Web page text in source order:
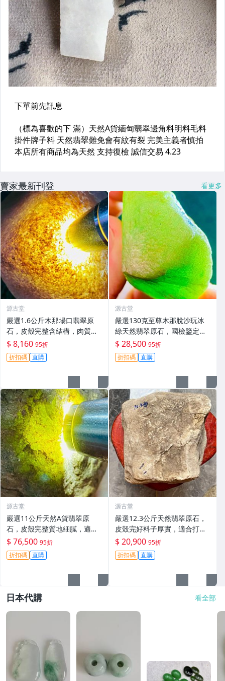
賣家最新刊登 看更多
源古堂
嚴選1.6公斤木那場口翡翠原
石，皮殼完整含結構，肉質細
膩，適合作為手鐲原料，具熒
光與膠感。#翡翠 #天然翡翠 #
冰種翡翠玉石
$ 8,160 95折
折扣碼 直購
源古堂
嚴選130克至尊木那脫沙玩冰
綠天然翡翠原石，國檢鑒定真
品保證，收到即可驗貨。支持
國家珠寶玉石質量監督檢驗中
心証書。 木那脫沙 天然翡翠
$ 28,500 95折
折扣碼 直購
源古堂
嚴選11公斤天然A貨翡翠原
石，皮殼完整質地細膩，適合
作為雕刻手鐲材料，冰膠感與
熒光俱佳。全新未開料精品，
適合收藏愛好者。 天然翡翠、
$ 76,500 95折
折扣碼 直購
源古堂
嚴選12.3公斤天然翡翠原石，
皮殼完好料子厚實，適合打造
手鏈原料，保有原始美態等您
開發。天然A貨翡翠原石，盡
顯貴氣風采。 天然翡翠 A貨 翡
$ 20,900 95折
折扣碼 直購
日本代購 看全部